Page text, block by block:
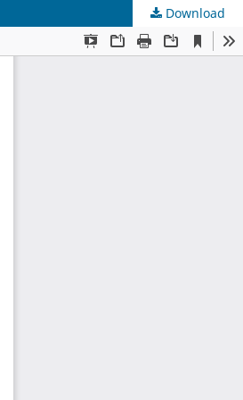
Download